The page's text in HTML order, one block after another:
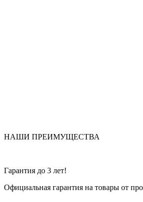
НАШИ ПРЕИМУЩЕСТВА
Гарантия до 3 лет!
Официальная гарантия на товары от